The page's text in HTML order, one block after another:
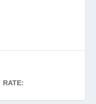
RATE: